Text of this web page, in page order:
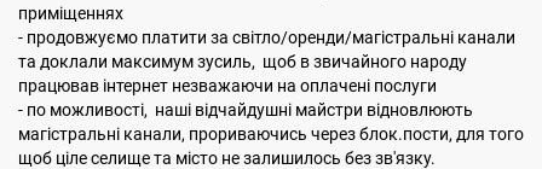
приміщеннях
- продовжуємо платити за світло/оренди/магістральні канали
та доклали максимум зусиль, щоб в звичайного народу
працював інтернет незважаючи на оплачені послуги
- по можливості, наші відчайдушні майстри відновлюють
магістральні канали, прориваючись через блок.пости, для того
щоб ціле селище та місто не залишилось без зв'язку.